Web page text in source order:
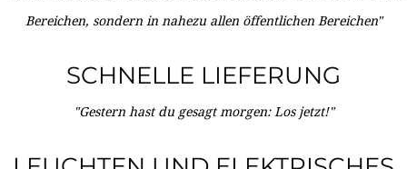
Bereichen, sondern in nahezu allen öffentlichen Bereichen"
SCHNELLE LIEFERUNG
"Gestern hast du gesagt morgen: Los jetzt!"